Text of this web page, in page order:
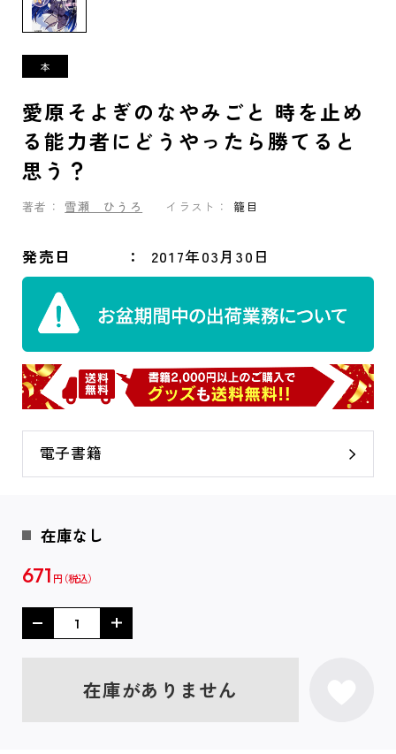
愛原そよぎのなやみごと 時を止め
る能力者にどうやったら勝てると
思う？
著者： 雪瀬 ひうろ イラスト： 籠目
発売日 2017年03月30日
電子書籍
在庫なし
671 円
在庫がありません